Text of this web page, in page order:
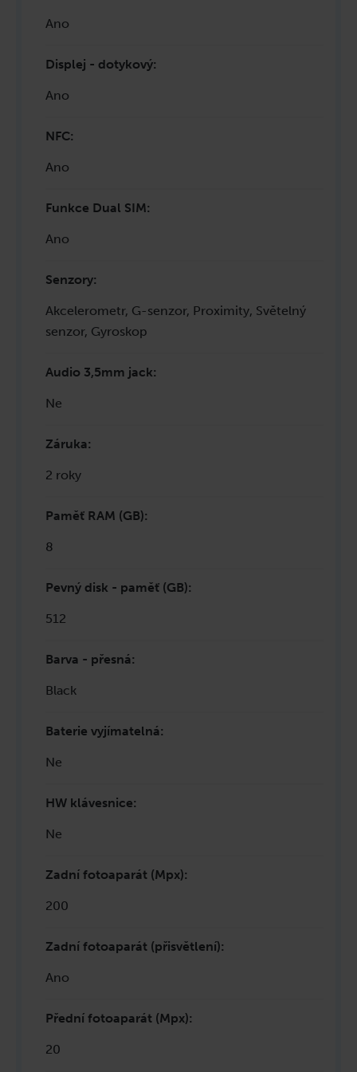
Ano
Displej - dotykový:
Ano
NFC:
Ano
Funkce Dual SIM:
Ano
Senzory:
Akcelerometr, G-senzor, Proximity, Světelný
senzor, Gyroskop
Audio 3,5mm jack:
Ne
Záruka:
2 roky
Paměť RAM (GB):
8
Pevný disk - paměť (GB):
512
Barva - přesná:
Black
Baterie vyjímatelná:
Ne
HW klávesnice:
Ne
Zadní fotoaparát (Mpx):
200
Zadní fotoaparát (přisvětlení):
Ano
Přední fotoaparát (Mpx):
20